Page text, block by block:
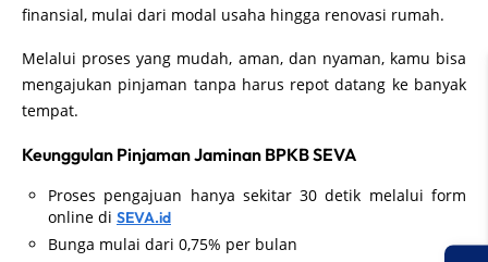
finansial, mulai dari modal usaha hingga renovasi rumah.
Melalui proses yang mudah, aman, dan nyaman, kamu bisa
mengajukan pinjaman tanpa harus repot datang ke banyak
tempat.
Keunggulan Pinjaman Jaminan BPKB SEVA
Proses pengajuan hanya sekitar 30 detik melalui form
online di SEVA.id
Bunga mulai dari 0,75% per bulan